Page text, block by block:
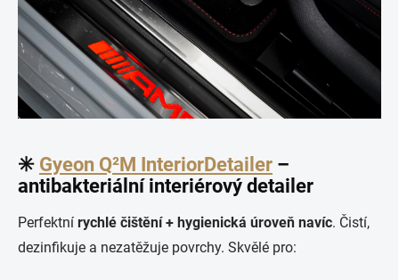
✳️ Gyeon Q²M InteriorDetailer –
antibakteriální interiérový detailer
Perfektní rychlé čištění + hygienická úroveň navíc. Čistí,
dezinfikuje a nezatěžuje povrchy. Skvělé pro: